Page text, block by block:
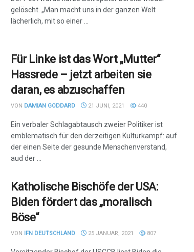
gelöscht. „Man macht uns in der ganzen Welt
lächerlich, mit so einer ...
Für Linke ist das Wort „Mutter“
Hassrede – jetzt arbeiten sie
daran, es abzuschaffen
VON DAMIAN GODDARD 21 JUNI, 2021 440
Ein verbaler Schlagabtausch zweier Politiker ist
emblematisch für den derzeitigen Kulturkampf: auf
der einen Seite der gesunde Menschenverstand,
aud der ...
Katholische Bischöfe der USA:
Biden fördert das „moralisch
Böse“
VON IFN DEUTSCHLAND 25 JANUAR, 2021 807